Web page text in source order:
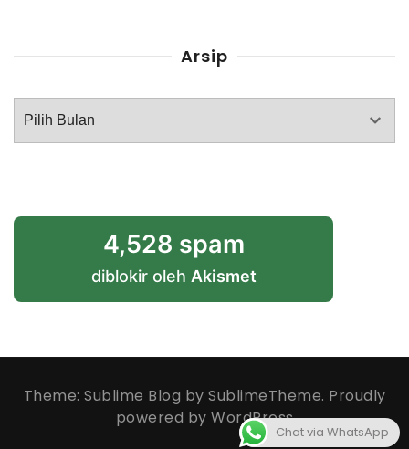
Arsip
Arsip
4,528 spam
diblokir oleh Akismet
Theme: Sublime Blog by SublimeTheme. Proudly
powered by WordPress
Chat via WhatsApp